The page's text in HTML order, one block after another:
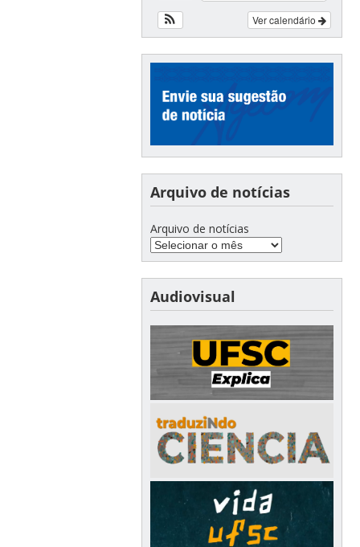
Ver calendário
Arquivo de notícias
Arquivo de notícias
Audiovisual